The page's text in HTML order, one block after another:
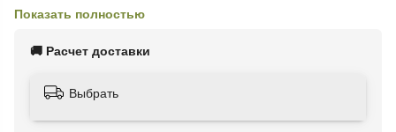
разрывам, не утяжеляя при этом.
В состав ткани входит хлопок, который обеспечивает
гигроскопичность и комфорт; а также полиэстер, благодаря
Показать полностью
🚚 Расчет доставки
Выбрать